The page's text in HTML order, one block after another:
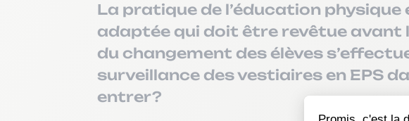
La pratique de l’éducation physique
adaptée qui doit être revêtue avant
du changement des élèves
surveillance des vestiaires en EPS
entrer ?